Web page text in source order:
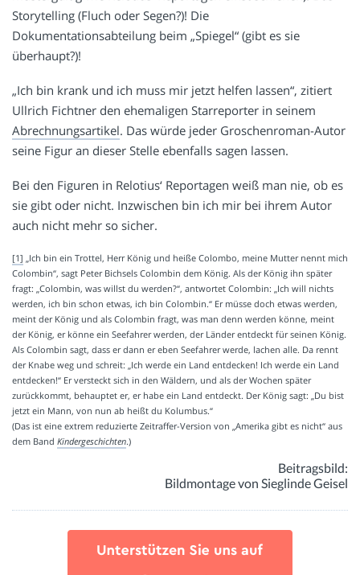
Storytelling (Fluch oder Segen?)! Die
Dokumentationsabteilung beim „Spiegel“ (gibt es sie
überhaupt?)!
„Ich bin krank und ich muss mir jetzt helfen lassen“, zitiert
Ullrich Fichtner den ehemaligen Starreporter in seinem
Abrechnungsartikel. Das würde jeder Groschenroman-Autor
seine Figur an dieser Stelle ebenfalls sagen lassen.
Bei den Figuren in Relotius‘ Reportagen weiß man nie, ob es
sie gibt oder nicht. Inzwischen bin ich mir bei ihrem Autor
auch nicht mehr so sicher.
[1] „Ich bin ein Trottel, Herr König und heiße Colombo, meine Mutter nennt mich
Colombin“, sagt Peter Bichsels Colombin dem König. Als der König ihn später
fragt: „Colombin, was willst du werden?“, antwortet Colombin: „Ich will nichts
werden, ich bin schon etwas, ich bin Colombin.“ Er müsse doch etwas werden,
meint der König und als Colombin fragt, was man denn werden könne, meint
der König, er könne ein Seefahrer werden, der Länder entdeckt für seinen König.
Als Colombin sagt, dass er dann er eben Seefahrer werde, lachen alle. Da rennt
der Knabe weg und schreit: „Ich werde ein Land entdecken! Ich werde ein Land
entdecken!“ Er versteckt sich in den Wäldern, und als der Wochen später
zurückkommt, behauptet er, er habe ein Land entdeckt. Der König sagt: „Du bist
jetzt ein Mann, von nun ab heißt du Kolumbus.“
(Das ist eine extrem reduzierte Zeitraffer-Version von „Amerika gibt es nicht“ aus
dem Band Kindergeschichten.)
Beitragsbild:
Bildmontage von Sieglinde Geisel